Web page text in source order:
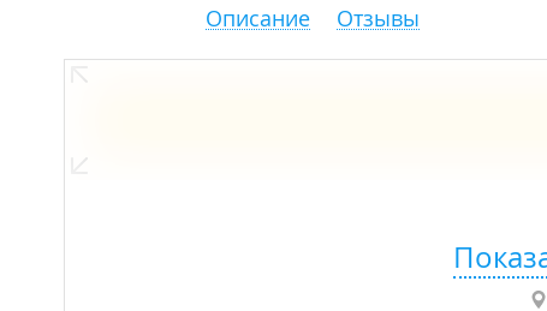
Описание Отзывы